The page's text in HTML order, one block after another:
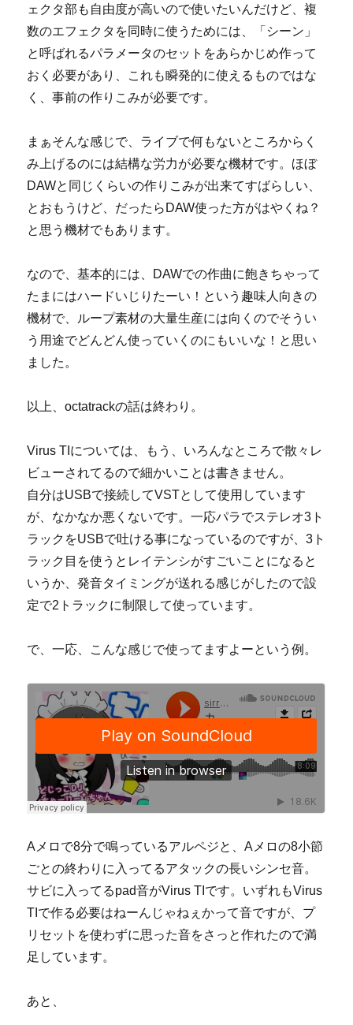
ェクタ部も自由度が高いので使いたいんだけど、複
数のエフェクタを同時に使うためには、「シーン」
と呼ばれるパラメータのセットをあらかじめ作って
おく必要があり、これも瞬発的に使えるものではな
く、事前の作りこみが必要です。
まぁそんな感じで、ライブで何もないところからく
み上げるのには結構な労力が必要な機材です。ほぼ
DAWと同じくらいの作りこみが出来てすばらしい、
とおもうけど、だったらDAW使った方がはやくね？
と思う機材でもあります。
なので、基本的には、DAWでの作曲に飽きちゃって
たまにはハードいじりたーい！という趣味人向きの
機材で、ループ素材の大量生産には向くのでそうい
う用途でどんどん使っていくのにもいいな！と思い
ました。
以上、octatrackの話は終わり。
Virus TIについては、もう、いろんなところで散々レ
ビューされてるので細かいことは書きません。
自分はUSBで接続してVSTとして使用しています
が、なかなか悪くないです。一応パラでステレオ3ト
ラックをUSBで吐ける事になっているのですが、3ト
ラック目を使うとレイテンシがすごいことになると
いうか、発音タイミングが送れる感じがしたので設
定で2トラックに制限して使っています。
で、一応、こんな感じで使ってますよーという例。
Aメロで8分で鳴っているアルペジと、Aメロの8小節
ごとの終わりに入ってるアタックの長いシンセ音。
サビに入ってるpad音がVirus TIです。いずれもVirus
TIで作る必要はねーんじゃねぇかって音ですが、プ
リセットを使わずに思った音をさっと作れたので満
足しています。
あと、